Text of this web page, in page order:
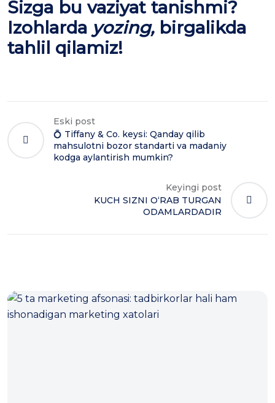
Sizga bu vaziyat tanishmi?
Izohlarda yozing,birgalikda
tahlil qilamiz!
Eski post
💍 Tiffany & Co. keysi: Qanday qilib
mahsulotni bozor standarti va madaniy
kodga aylantirish mumkin?
Keyingi post
KUCH SIZNI O‘RAB TURGAN
ODAMLARDADIR